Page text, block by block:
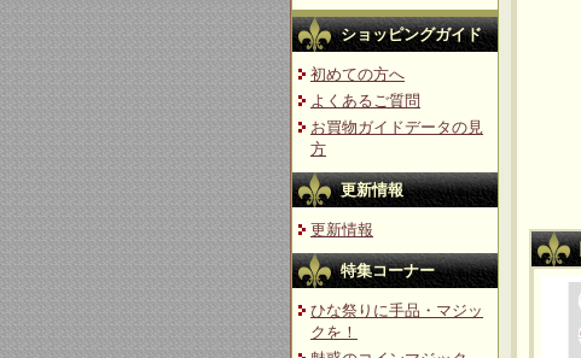
ショッピングガイド
初めての方へ
よくあるご質問
お買物ガイドデータの見
方
更新情報
更新情報
特集コーナー
ひな祭りに手品・マジッ
クを！